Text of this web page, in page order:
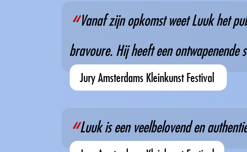
Vanaf zijn opkomst weet Luuk het
bravoure. Hij heeft een
Jury Amsterdams Kleinkunst Festival
Luuk is een veelbelovend en